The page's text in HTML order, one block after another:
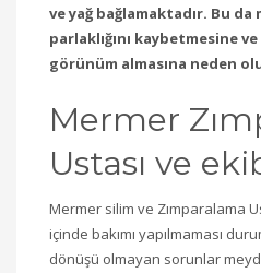
ve yağ bağlamaktadır. Bu
parlaklığını kaybetmesine
görünüm almasına neden
Mermer
Ustası ve
Mermer silim ve Zımparalama
içinde bakımı yapılmaması
dönüşü olmayan sorunlar